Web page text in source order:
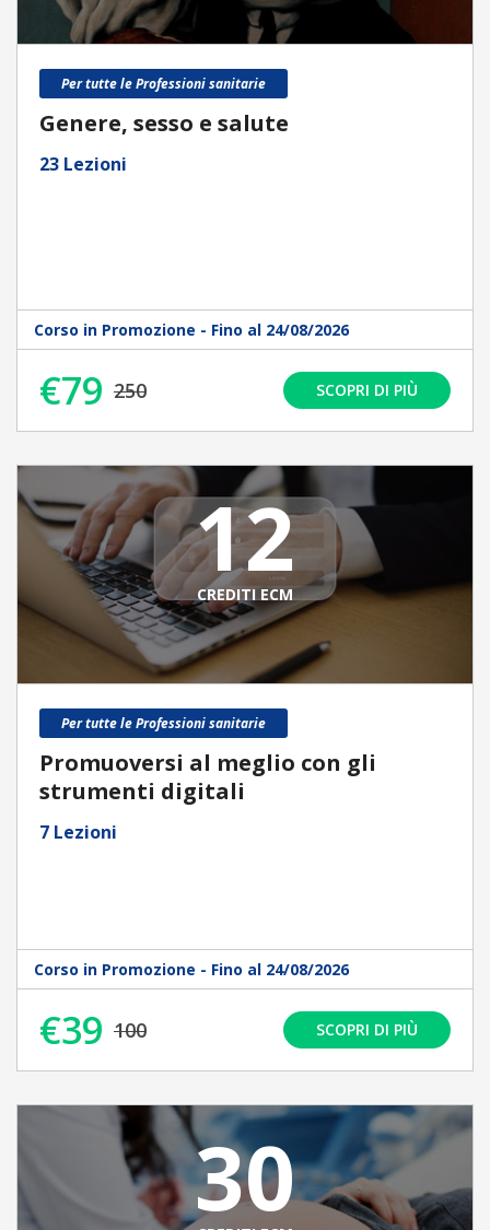
Per tutte le Professioni sanitarie
Genere, sesso e salute
23 Lezioni
Corso in Promozione - Fino al 24/08/2026
€79 250 SCOPRI DI PIÙ
12
CREDITI ECM
Per tutte le Professioni sanitarie
Promuoversi al meglio con gli
strumenti digitali
7 Lezioni
Corso in Promozione - Fino al 24/08/2026
€39 100 SCOPRI DI PIÙ
30